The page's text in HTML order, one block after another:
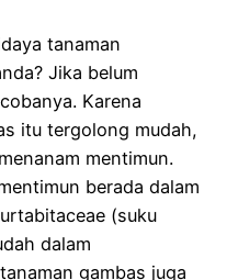
tanaman
Jika belum
Karena
itu tergolong mudah,
mentimun.
berada dalam
(suku
dalam
gambas juga